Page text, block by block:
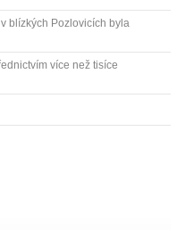
blízkých Pozlovicích byla
více než tisíce